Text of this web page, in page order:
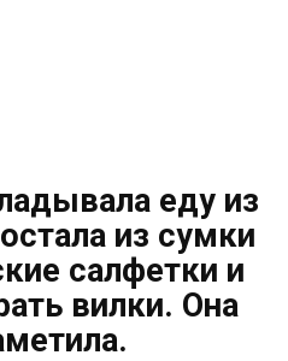
еду из
из сумки
салфетки и
вилки. Она